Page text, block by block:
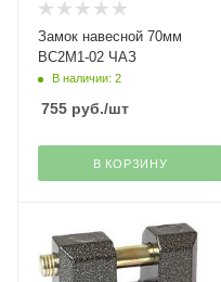
Замок навесной 70мм
ВС2М1-02 ЧАЗ
В наличии: 2
755 руб./шт
В КОРЗИНУ